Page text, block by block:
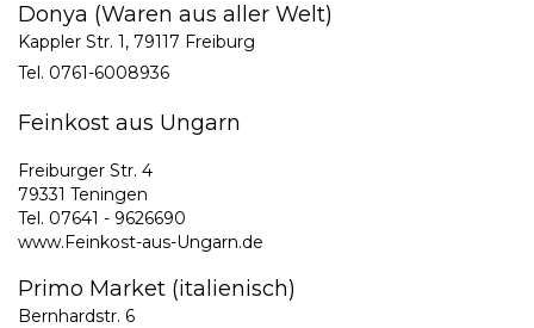
Donya (Waren aus aller Welt)
Kappler Str. 1, 79117 Freiburg
Tel. 0761-6008936
Feinkost aus Ungarn
Freiburger Str. 4
79331 Teningen
Tel. 07641 - 9626690
www.Feinkost-aus-Ungarn.de
Primo Market (italienisch)
Bernhardstr. 6